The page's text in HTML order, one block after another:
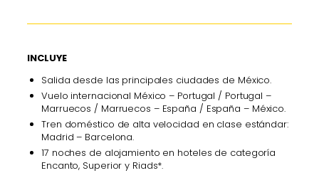
INCLUYE
Salida desde las principales ciudades de México.
Vuelo internacional México – Portugal / Portugal –
Marruecos / Marruecos – España / España – México.
Tren doméstico de alta velocidad en clase estándar:
Madrid – Barcelona.
17 noches de alojamiento en hoteles de categoría
Encanto, Superior y Riads*.